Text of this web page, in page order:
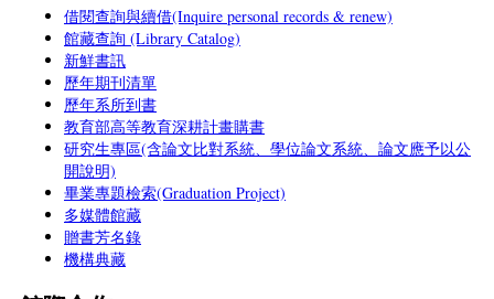
借閱查詢與續借(Inquire personal records & renew)
館藏查詢 (Library Catalog)
新鮮書訊
歷年期刊清單
歷年系所到書
教育部高等教育深耕計畫購書
研究生專區(含論文比對系統、學位論文系統、論文應予以公
開說明)
畢業專題檢索(Graduation Project)
多媒體館藏
贈書芳名錄
機構典藏